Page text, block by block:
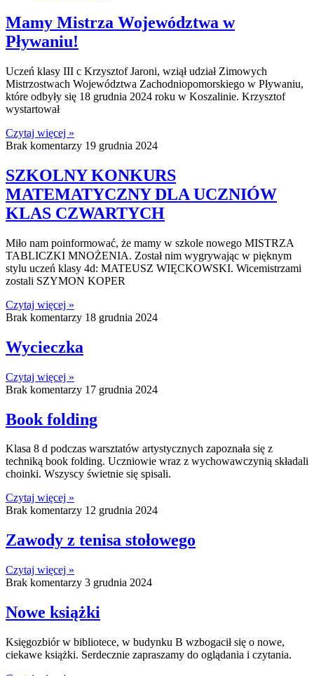
Mamy Mistrza Województwa w
Pływaniu!
Uczeń klasy III c Krzysztof Jaroni, wziął udział Zimowych
Mistrzostwach Województwa Zachodniopomorskiego w Pływaniu,
które odbyły się 18 grudnia 2024 roku w Koszalinie. Krzysztof
wystartował
Czytaj więcej »
Brak komentarzy 19 grudnia 2024
SZKOLNY KONKURS
MATEMATYCZNY DLA UCZNIÓW
KLAS CZWARTYCH
Miło nam poinformować, że mamy w szkole nowego MISTRZA
TABLICZKI MNOŻENIA. Został nim wygrywając w pięknym
stylu uczeń klasy 4d: MATEUSZ WIĘCKOWSKI. Wicemistrzami
zostali SZYMON KOPER
Czytaj więcej »
Brak komentarzy 18 grudnia 2024
Wycieczka
Czytaj więcej »
Brak komentarzy 17 grudnia 2024
Book folding
Klasa 8 d podczas warsztatów artystycznych zapoznała się z
techniką book folding. Uczniowie wraz z wychowawczynią składali
choinki. Wszyscy świetnie się spisali.
Czytaj więcej »
Brak komentarzy 12 grudnia 2024
Zawody z tenisa stołowego
Czytaj więcej »
Brak komentarzy 3 grudnia 2024
Nowe książki
Księgozbiór w bibliotece, w budynku B wzbogacił się o nowe,
ciekawe książki. Serdecznie zapraszamy do oglądania i czytania.